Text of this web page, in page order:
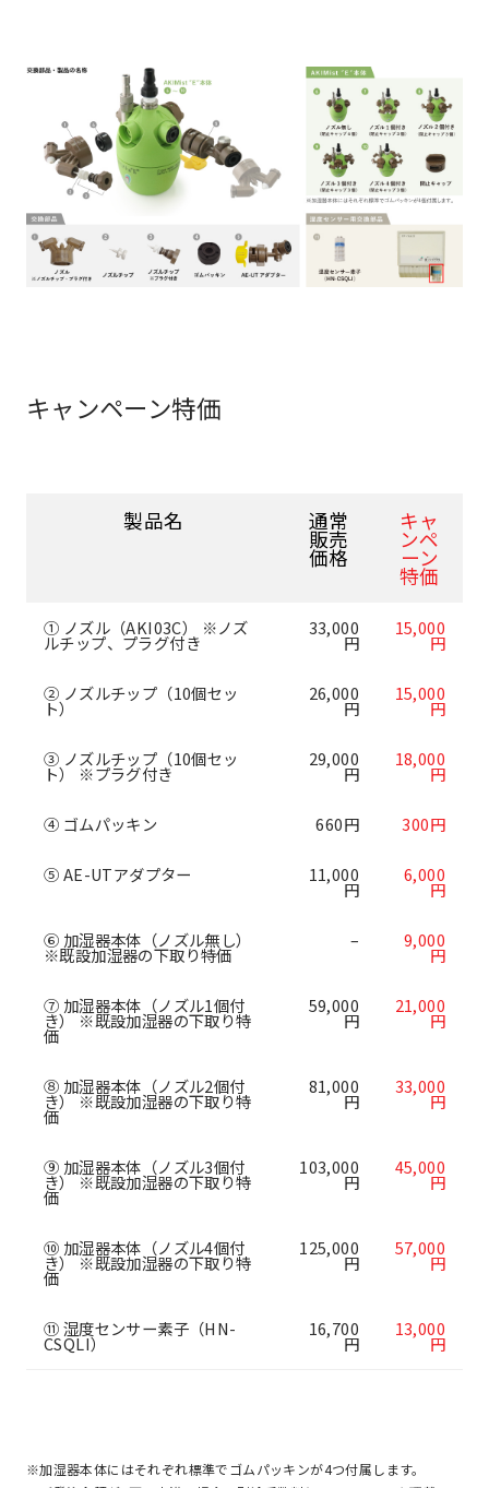
キャンペーン特価
製品名 通常
販売
価格
キャ
ンペ
ーン
特価
① ノズル（AKI03C） ※ノズ
ルチップ、プラグ付き
33,000
円
15,000
円
② ノズルチップ（10個セッ
ト）
26,000
円
15,000
円
③ ノズルチップ（10個セッ
ト） ※プラグ付き
29,000
円
18,000
円
④ ゴムパッキン 660円 300円
⑤ AE-UTアダプター 11,000
円
6,000
円
⑥ 加湿器本体（ノズル無し）
※既設加湿器の下取り特価
– 9,000
円
⑦ 加湿器本体（ノズル1個付
き） ※既設加湿器の下取り特
価
59,000
円
21,000
円
⑧ 加湿器本体（ノズル2個付
き） ※既設加湿器の下取り特
価
81,000
円
33,000
円
⑨ 加湿器本体（ノズル3個付
き） ※既設加湿器の下取り特
価
103,000
円
45,000
円
⑩ 加湿器本体（ノズル4個付
き） ※既設加湿器の下取り特
価
125,000
円
57,000
円
⑪ 湿度センサー素子（HN-
CSQLI）
16,700
円
13,000
円
※加湿器本体にはそれぞれ標準でゴムパッキンが4つ付属します。